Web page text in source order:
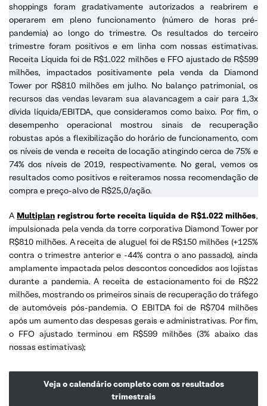
shoppings foram gradativamente autorizados a reabrirem e
operarem em pleno funcionamento (número de horas pré-
pandemia) ao longo do trimestre. Os resultados do terceiro
trimestre foram positivos e em linha com nossas estimativas.
Receita Líquida foi de R$1.022 milhões e FFO ajustado de R$599
milhões, impactados positivamente pela venda da Diamond
Tower por R$810 milhões em julho. No balanço patrimonial, os
recursos das vendas levaram sua alavancagem a cair para 1,3x
dívida líquida/EBITDA, que consideramos como baixo. Por fim, o
desempenho operacional mostrou sinais de recuperação
robustas após a flexibilização do horário de funcionamento, com
os níveis de venda e receita de locação atingindo cerca de 75% e
74% dos níveis de 2019, respectivamente. No geral, vemos os
resultados como positivos e reiteramos nossa recomendação de
compra e preço-alvo de R$25,0/ação.
A Multiplan registrou forte receita líquida de R$1.022 milhões,
impulsionada pela venda da torre corporativa Diamond Tower por
R$810 milhões. A receita de aluguel foi de R$150 milhões (+125%
contra o trimestre anterior e -44% contra o ano passado), ainda
amplamente impactada pelos descontos concedidos aos lojistas
durante a pandemia. A receita de estacionamento foi de R$22
milhões, mostrando os primeiros sinais de recuperação do tráfego
de automóveis pós-pandemia. O EBITDA foi de R$704 milhões
após um aumento das despesas gerais e administrativas. Por fim,
o FFO ajustado terminou em R$599 milhões (3% abaixo das
nossas estimativas);
Veja o calendário completo com os resultados
trimestrais